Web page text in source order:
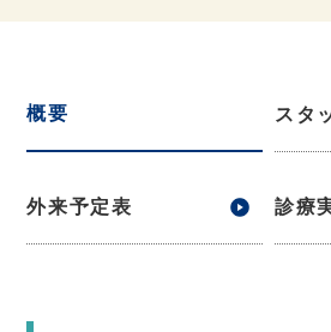
概要 スタ
外来予定表 診療